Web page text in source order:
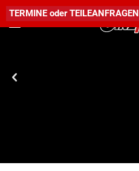
TERMINE oderTEILEANFRAGEN